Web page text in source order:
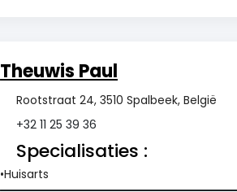
Theuwis Paul
Rootstraat 24, 3510 Spalbeek, België
+32 11 25 39 36
Specialisaties :
Huisarts